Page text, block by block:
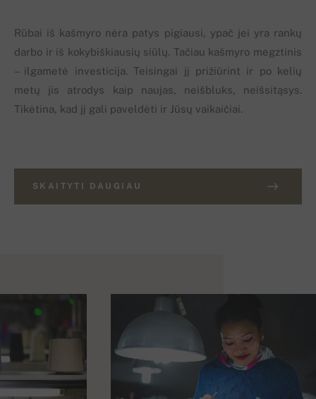
Rūbai iš kašmyro nėra patys pigiausi, ypač jei yra rankų
darbo ir iš kokybiškiausių siūlų. Tačiau kašmyro megztinis
– ilgametė investicija. Teisingai jį prižiūrint ir po kelių
metų jis atrodys kaip naujas, neišbluks, neišsitąsys.
Tikėtina, kad jį gali paveldėti ir Jūsų vaikaičiai.
SKAITYTI DAUGIAU